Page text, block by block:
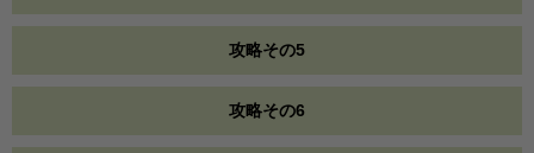
攻略その5
攻略その6